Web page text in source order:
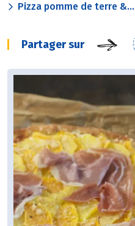
Pizza pomme de terre &...
Partager sur